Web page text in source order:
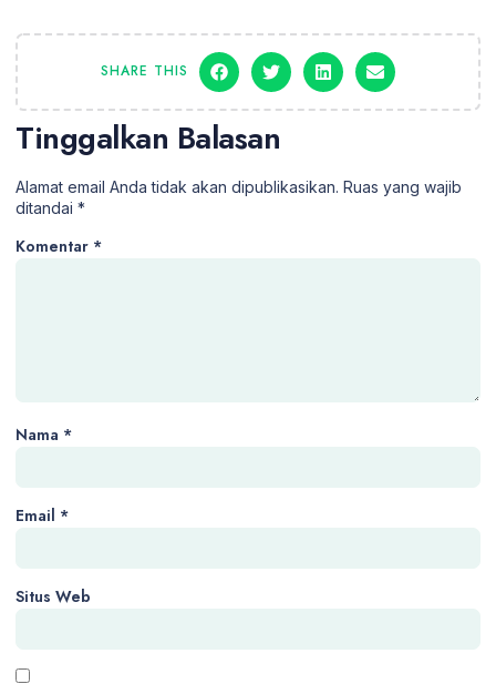
SHARE THIS
Tinggalkan Balasan
Alamat email Anda tidak akan dipublikasikan. Ruas yang wajib
ditandai *
Komentar *
Nama *
Email *
Situs Web